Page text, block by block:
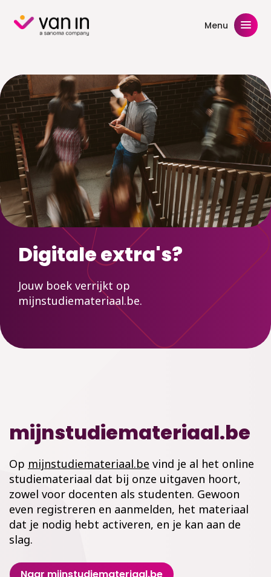
content Menu
Digitale extra's?
Jouw boek verrijkt op
mijnstudiemateriaal.be.
mijnstudiemateriaal.be
Op mijnstudiemateriaal.be vind je al het online
studiemateriaal dat bij onze uitgaven hoort,
zowel voor docenten als studenten. Gewoon
even registreren en aanmelden, het materiaal
dat je nodig hebt activeren, en je kan aan de
slag.